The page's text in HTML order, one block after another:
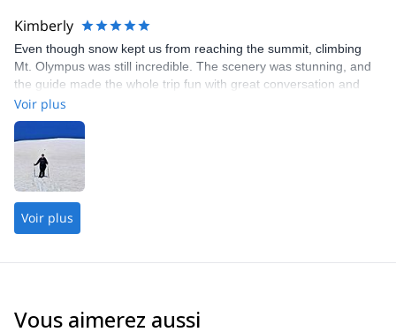
Kimberly
Even though snow kept us from reaching the summit, climbing
Mt. Olympus was still incredible. The scenery was stunning, and
the guide made the whole trip fun with great conversation and
easygoing vibes. An awesome adventure I’ll never forget!
Voir plus
Voir plus
Vous aimerez aussi